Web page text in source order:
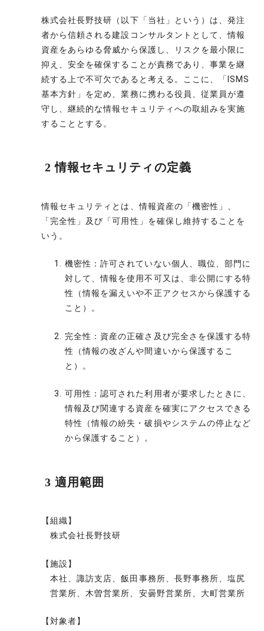
株式会社長野技研（以下「当社」という）は、発注
者から信頼される建設コンサルタントとして、情報
資産をあらゆる脅威から保護し、リスクを最小限に
抑え、安全を確保することが責務であり、事業を継
続する上で不可欠であると考える。ここに、「ISMS
基本方針」を定め、業務に携わる役員、従業員が遵
守し、継続的な情報セキュリティへの取組みを実施
することとする。
2 情報セキュリティの定義
情報セキュリティとは、情報資産の「機密性」、
「完全性」及び「可用性」を確保し維持することを
いう。
機密性：許可されていない個人、職位、部門に
対して、情報を使用不可又は、非公開にする特
性（情報を漏えいや不正アクセスから保護する
こと）。
完全性：資産の正確さ及び完全さを保護する特
性（情報の改ざんや間違いから保護するこ
と）。
可用性：認可された利用者が要求したときに、
情報及び関連する資産を確実にアクセスできる
特性（情報の紛失・破損やシステムの停止など
から保護すること）。
3 適用範囲
【組織】
株式会社長野技研
【施設】
本社、諏訪支店、飯田事務所、長野事務所、塩尻
営業所、木曽営業所、安曇野営業所、大町営業所
【対象者】